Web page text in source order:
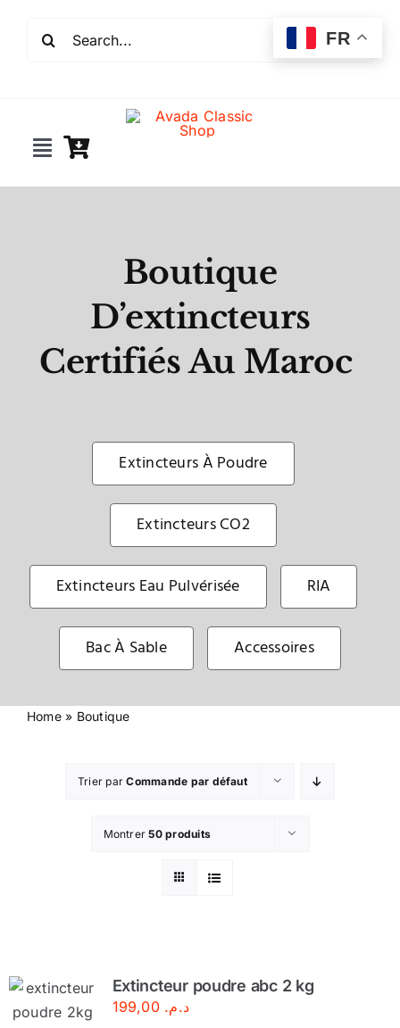
Toggle
Navigation
Robinet incendie
Détection incendie
Boutique
D’extincteurs
Certifiés Au Maroc
Extincteurs À Poudre
Extincteurs CO2
Extincteurs Eau Pulvérisée RIA
Bac À Sable Accessoires
Home» Boutique
Trier parCommande par défaut
Montrer50 produits
Extincteur poudre abc 2 kg
د.م. 199,00
FR